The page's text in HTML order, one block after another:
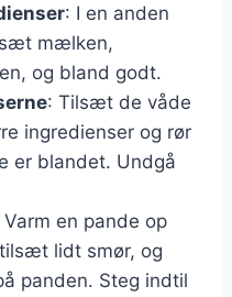
: I en anden
mælken,
og bland godt.
: Tilsæt de våde
ingredienser og rør
er blandet. Undgå
Varm en pande op
lidt smør, og
panden. Steg indtil